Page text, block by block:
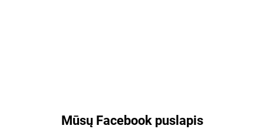
Mūsų Facebook puslapis